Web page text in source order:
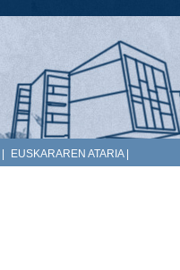
EUSKARAREN ATARIA|